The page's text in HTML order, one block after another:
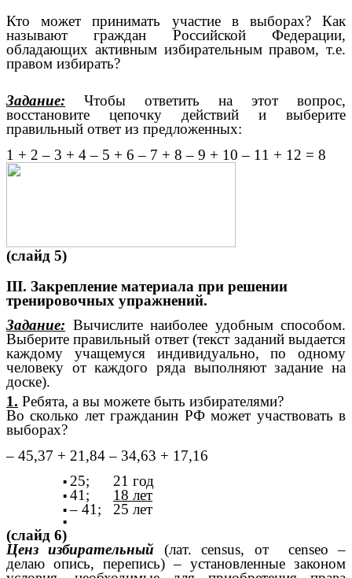
Кто может принимать участие в выборах? Как
называют граждан Российской Федерации,
обладающих активным избирательным правом, т.е.
правом избирать?
Задание:
Чтобы ответить на этот вопрос,
восстановите цепочку действий и выберите
правильный ответ из предложенных:
1 + 2 – 3 + 4 – 5 + 6 – 7 + 8 – 9 + 10 – 11 + 12 = 8
(слайд 5)
III. Закрепление материала при решении
тренировочных упражнений.
Задание: Вычислите наиболее удобным способом.
Выберите правильный ответ (текст заданий выдается
каждому учащемуся индивидуально, по одному
человеку от каждого ряда выполняют задание на
доске).
1. Ребята, а вы можете быть избирателями?
Во сколько лет гражданин РФ может участвовать в
выборах?
– 45,37 + 21,84 – 34,63 + 17,16
25; 21 год
41; 18 лет
– 41; 25 лет
(слайд 6)
Ценз избирательный (лат. сensus, от censeo –
делаю опись, перепись) – установленные законом